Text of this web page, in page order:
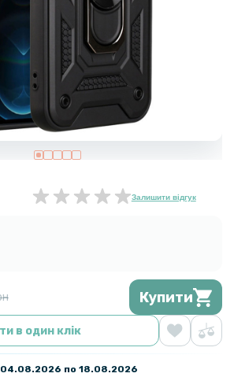
Залишити відгук
Купити
в один клік
04.08.2026 по 18.08.2026